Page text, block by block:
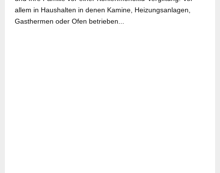
allem in Haushalten in denen Kamine, Heizungsanlagen,
Gasthermen oder Ofen betrieben...